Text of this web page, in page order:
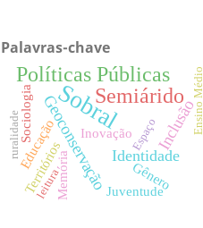
Palavras-chave
Sobral
Políticas Públicas
Semiárido
Geoconservação Inclusão
Identidade
Educação
Territórios Gênero
Inovação
Sociologia
Memória Juventude
ruralidade
leitura
Espaço Ensino Médio